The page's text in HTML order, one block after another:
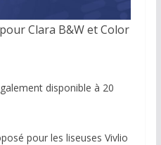
Clara B&W et Color
disponible à 20
pour les liseuses Vivlio